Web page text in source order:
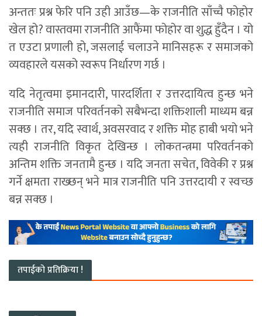
अन्ततः प्रश्न फेरि पनि उही आउँछ—के राजनीति साँच्चै फोहोर
खेल हो? वास्तवमा राजनीति आफैंमा फोहोर वा शुद्ध हुँदैन । यो
त एउटा प्रणाली हो, जसलाई चलाउने मानिसहरू र समाजको
व्यवहारले यसको स्वरूप निर्धारण गर्छ ।
यदि नेतृत्वमा इमानदारी, पारदर्शिता र उत्तरदायित्व हुन्छ भने
राजनीति समाज परिवर्तनको सबैभन्दा शक्तिशाली माध्यम बन्न
सक्छ । तर, यदि स्वार्थ, अवसरवाद र शक्ति मोह हाबी भयो भने
त्यही राजनीति विकृत देखिन्छ । लोकतन्त्रमा परिवर्तनको
अन्तिम शक्ति जनतामै हुन्छ । यदि जनता सचेत, विवेकी र प्रश्न
गर्ने क्षमता राख्छन् भने मात्र राजनीति पनि उत्तरदायी र स्वच्छ
बन्न सक्छ ।
तपाईको प्रतिक्रिया !